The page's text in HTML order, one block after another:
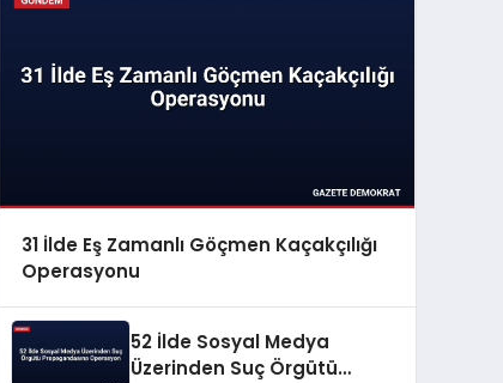
31 İlde Eş Zamanlı Göçmen Kaçakçılığı
Operasyonu
52 İlde Sosyal Medya
Üzerinden Suç Örgütü